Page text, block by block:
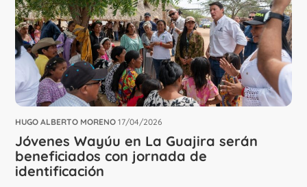
HUGO ALBERTO MORENO 17/04/2026
Jóvenes Wayúu en La Guajira serán
beneficiados con jornada de
identificación